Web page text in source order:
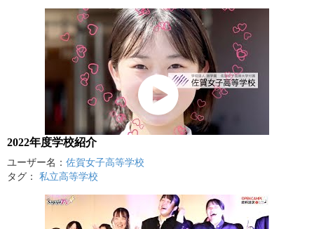
2022年度学校紹介
ユーザー名： 佐賀女子高等学校
タグ： 私立高等学校